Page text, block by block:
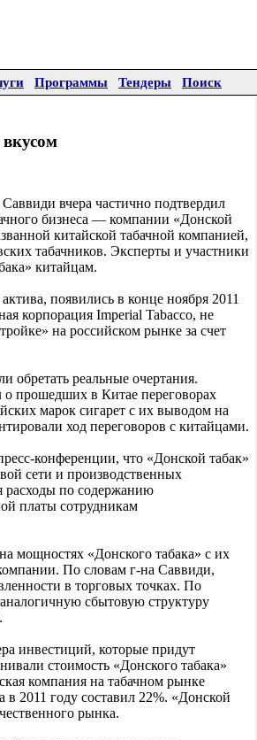
Программы Тендеры Поиск
вчера частично подтвердил
бизнеса — компании «Донской
китайской табачной компанией,
табачников. Эксперты и участники
китайцам.
появились в конце ноября 2011
корпорация Imperial Tabacco, не
на российском рынке за счет
обретать реальные очертания.
прошедших в Китае переговорах
марок сигарет с их выводом на
ход переговоров с китайцами.
конференции, что «Донской табак»
сети и производственных
расходы по содержанию
платы сотрудникам
мощностях «Донского табака» с их
По словам г-на Саввиди,
в торговых точках. По
сбытовую структуру
инвестиций, которые придут
стоимость «Донского табака»
компания на табачном рынке
2011 году составил 22%. «Донской
рынка.